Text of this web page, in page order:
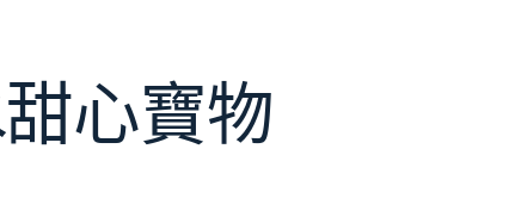
心寶物